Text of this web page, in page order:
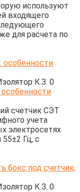
используют
входящего
для расчета по
особенности
К.З. 0
счетчик СЭТ
учета
электросетях
Гц, с
бокс под счетчик,
К.З. 0